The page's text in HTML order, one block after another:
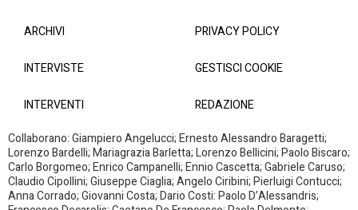
ARCHIVI
INTERVISTE
INTERVENTI
PRIVACY POLICY
GESTISCI COOKIE
REDAZIONE
Collaborano: Giampiero Angelucci; Ernesto Alessandro Baragetti;
Lorenzo Bardelli; Mariagrazia Barletta; Lorenzo Bellicini; Paolo Biscaro;
Carlo Borgomeo; Enrico Campanelli; Ennio Cascetta; Gabriele Caruso;
Claudio Cipollini; Giuseppe Ciaglia; Angelo Ciribini; Pierluigi Contucci;
Anna Corrado; Giovanni Costa; Dario Costi: Paolo D’Alessandris;